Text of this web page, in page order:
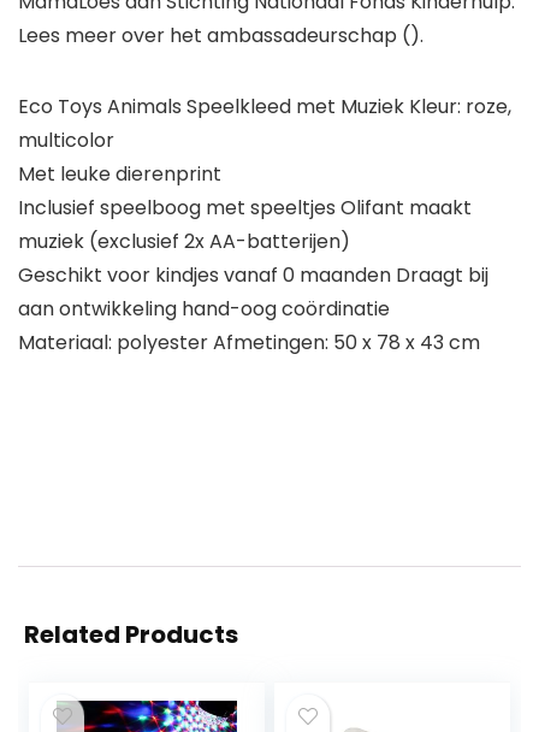
Lees meer over het ambassadeurschap ().
Eco Toys Animals Speelkleed met Muziek Kleur: roze,
multicolor
Met leuke dierenprint
Inclusief speelboog met speeltjes Olifant maakt
muziek (exclusief 2x AA-batterijen)
Geschikt voor kindjes vanaf 0 maanden Draagt bij
aan ontwikkeling hand-oog coördinatie
Materiaal: polyester Afmetingen: 50 x 78 x 43 cm
Related Products